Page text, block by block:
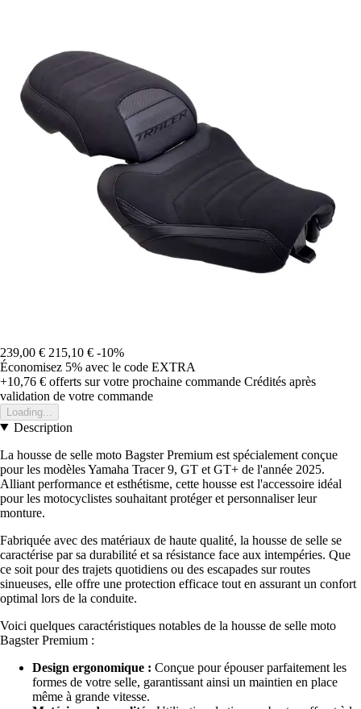
239,00 € 215,10 € -10%
Économisez 5% avec le code EXTRA
+10,76 € offerts sur votre prochaine commande Crédités après
validation de votre commande
Loading...
Description
La housse de selle moto Bagster Premium est spécialement conçue
pour les modèles Yamaha Tracer 9, GT et GT+ de l'année 2025.
Alliant performance et esthétisme, cette housse est l'accessoire idéal
pour les motocyclistes souhaitant protéger et personnaliser leur
monture.
Fabriquée avec des matériaux de haute qualité, la housse de selle se
caractérise par sa durabilité et sa résistance face aux intempéries. Que
ce soit pour des trajets quotidiens ou des escapades sur routes
sinueuses, elle offre une protection efficace tout en assurant un confort
optimal lors de la conduite.
Voici quelques caractéristiques notables de la housse de selle moto
Bagster Premium :
Design ergonomique : Conçue pour épouser parfaitement les
formes de votre selle, garantissant ainsi un maintien en place
même à grande vitesse.